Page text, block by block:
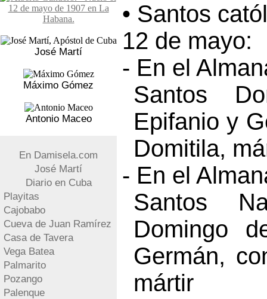
José Martí
Máximo Gómez
Antonio Maceo
En Damisela.com
José Martí
Diario en Cuba
Playitas
Cajobabo
Cueva de Juan Ramírez
Casa de Tavera
Vega Batea
Palmarito
Pozango
Palenque
• Santos
12 de mayo:
- En el
Santos
Epifanio y
Domitila,
- En el
Santos
Domingo
Germán,
mártir